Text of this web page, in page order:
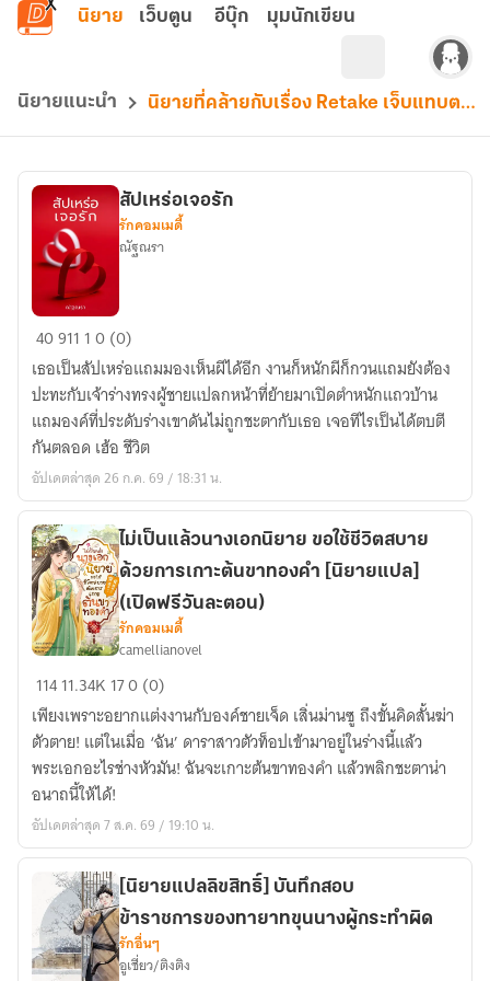
ข้ามไปยังเนื้อหาหลัก
นิยาย เว็บตูน อีบุ๊ก มุมนักเขียน
นิยายแนะนำ นิยายที่คล้ายกับเรื่อง Retake เจ็บแทบตาย ยิ่งร้าย ยิ่งต้องการเธอ..
สัปเหร่อ
รัก
สัปเหร่อเจอรัก
รักคอมเมดี้
ณัฐณรา
40911 10 (0)
เธอเป็นสัปเหร่อแถมมองเห็นผีได้อีก งานก็หนักผีก็กวนแถมยังต้อง
ปะทะกับเจ้าร่างทรงผู้ชายแปลกหน้าที่ย้ายมาเปิดตำหนักแถวบ้าน
แถมองค์ที่ประดับร่างเขาดันไม่ถูกชะตากับเธอ เจอทีไรเป็นได้ตบตี
กันตลอด เฮ้อ ชีวิต
อัปเดตล่าสุด 26 ก.ค. 69 / 18:31 น.
เป็น
แล้ว
นางเอก
นิยาย
ขอ
ใช้
ชีวิต
สบาย
ด้วย
การ
เกาะ
ไม่เป็นแล้วนางเอกนิยาย ขอใช้ชีวิตสบาย
ด้วยการเกาะต้นขาทองคำ [นิยายแปล]
(เปิดฟรีวันละตอน)
รักคอมเมดี้
camellianovel
11411.34K 170 (0)
เพียงเพราะอยากแต่งงานกับองค์ชายเจ็ด เสิ่นม่านซู ถึงขั้นคิดสั้นฆ่า
ตัวตาย! แต่ในเมื่อ ‘ฉัน’ ดาราสาวตัวท็อปเข้ามาอยู่ในร่างนี้แล้ว
พระเอกอะไรช่างหัวมัน! ฉันจะเกาะต้นขาทองคำ แล้วพลิกชะตาน่า
อนาถนี้ให้ได้!
อัปเดตล่าสุด 7 ส.ค. 69 / 19:10 น.
[นิยายแปลลิขสิทธิ์] บันทึกสอบ
ข้าราชการของทายาทขุนนางผู้กระทำผิด
รักอื่นๆ
อูเชี่ยว/ติงติง